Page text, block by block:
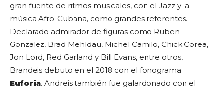
gran fuente de ritmos musicales, con el Jazz y la
música Afro-Cubana, como grandes referentes.
Declarado admirador de figuras como Ruben
Gonzalez, Brad Mehldau, Michel Camilo, Chick Corea,
Jon Lord, Red Garland y Bill Evans, entre otros,
Brandeis debuto en el 2018 con el fonograma
Euforia. Andreis también fue galardonado con el